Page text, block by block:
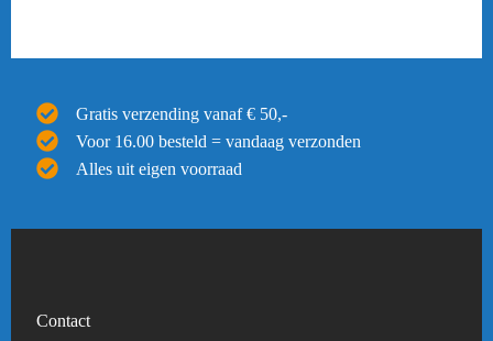
Gratis verzending vanaf € 50,-
Voor 16.00 besteld = vandaag verzonden
Alles uit eigen voorraad
Contact